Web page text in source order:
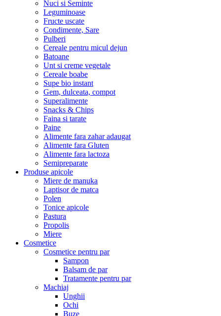
Nuci si Seminte
Leguminoase
Fructe uscate
Condimente, Sare
Pulberi
Cereale pentru micul dejun
Batoane
Unt si creme vegetale
Cereale boabe
Supe bio instant
Gem, dulceata, compot
Superalimente
Snacks & Chips
Faina si tarate
Paine
Alimente fara zahar adaugat
Alimente fara Gluten
Alimente fara lactoza
Semipreparate
Produse apicole
Miere de manuka
Laptisor de matca
Polen
Tonice apicole
Pastura
Propolis
Miere
Cosmetice
Cosmetice pentru par
Sampon
Balsam de par
Tratamente pentru par
Machiaj
Unghii
Ochi
Buze